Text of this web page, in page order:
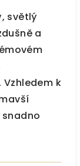
světlý
a
k